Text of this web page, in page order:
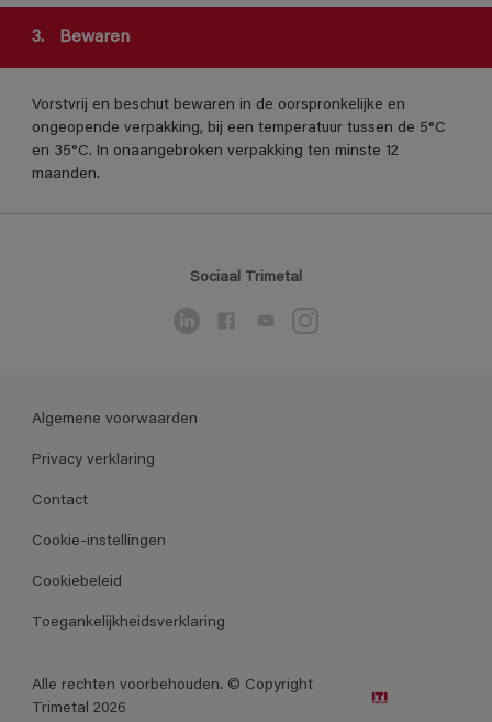
3. Bewaren
Vorstvrij en beschut bewaren in de oorspronkelijke en
ongeopende verpakking, bij een temperatuur tussen de 5°C
en 35°C. In onaangebroken verpakking ten minste 12
maanden.
Sociaal Trimetal
Algemene voorwaarden
Privacy verklaring
Contact
Cookie-instellingen
Cookiebeleid
Toegankelijkheidsverklaring
Alle rechten voorbehouden. © Copyright
Trimetal 2026